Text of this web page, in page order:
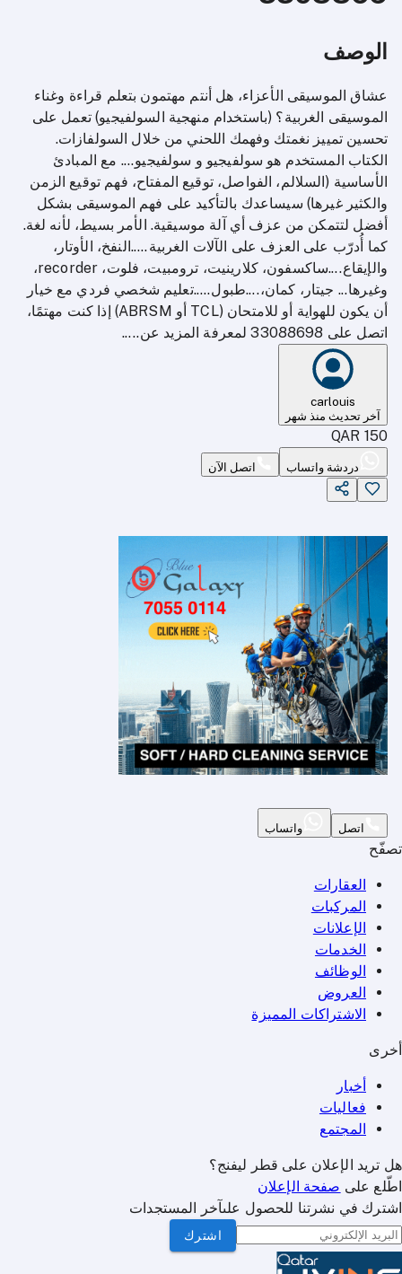
الوصف
عشاق الموسيقى الأعزاء، هل أنتم مهتمون بتعلم قراءة وغناء
الموسيقى الغربية؟ (باستخدام منهجية السولفيجيو) تعمل على
تحسين تمييز نغمتك وفهمك اللحني من خلال السولفازات.
الكتاب المستخدم هو سولفيجيو و سولفيجيو.... مع المبادئ
الأساسية (السلالم، الفواصل، توقيع المفتاح، فهم توقيع الزمن
والكثير غيرها) سيساعدك بالتأكيد على فهم الموسيقى بشكل
أفضل لتتمكن من عزف أي آلة موسيقية. الأمر بسيط، لأنه لغة.
كما أُدرّب على العزف على الآلات الغربية.....النفخ، الأوتار،
والإيقاع....ساكسفون، كلارينيت، ترومبيت، فلوت، recorder،
وغيرها... جيتار، كمان،....طبول.....تعليم شخصي فردي مع خيار
أن يكون للهواية أو للامتحان (TCL أو ABRSM) إذا كنت مهتمًا،
اتصل على 33088698 لمعرفة المزيد عن.....
carlouis
آخر تحديث منذ شهر
150
QAR
دردشة واتساب اتصل الآن
اتصل واتساب
تصفّح
العقارات
المركبات
الإعلانات
الخدمات
الوظائف
العروض
الاشتراكات المميزة
أخرى
أخبار
فعاليات
المجتمع
هل تريد الإعلان على قطر ليفنج؟
اطّلع على صفحة الإعلان
اشترك في نشرتنا للحصول علىآخر المستجدات
اشترك